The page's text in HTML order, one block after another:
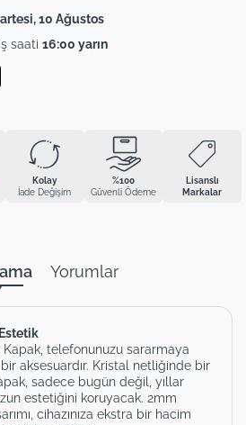
10 Ağustos
saati 16:00 yarın
Kolay
İade Değişim
%100
Güvenli Ödeme
Lisanslı
Markalar
Yorumlar
telefonunuzu sararmaya
bir aksesuardır. Kristal netliğinde bir
sadece bugün değil, yıllar
estetiğini koruyacak. 2mm
cihazınıza ekstra bir hacim